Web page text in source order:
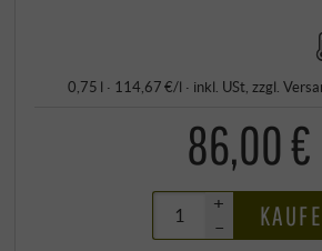
0,75 l · 114,67 €/l · inkl. USt , zzgl.
86,00 €
+
–